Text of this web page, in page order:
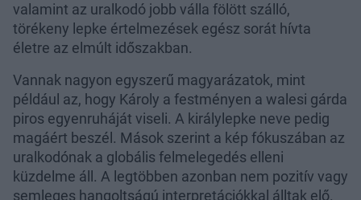
valamint az uralkodó jobb válla fölött szálló,
törékeny lepke értelmezések egész sorát hívta
életre az elmúlt időszakban.
Vannak nagyon egyszerű magyarázatok, mint
például az, hogy Károly a festményen a walesi gárda
piros egyenruháját viseli. A királylepke neve pedig
magáért beszél. Mások szerint a kép fókuszában az
uralkodónak a globális felmelegedés elleni
küzdelme áll. A legtöbben azonban nem pozitív vagy
semleges hangoltságú interpretációkkal álltak elő.